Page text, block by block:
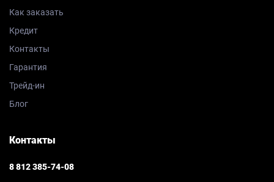
Как заказать
Кредит
Контакты
Гарантия
Трейд-ин
Блог
Контакты
8 812 385-74-08